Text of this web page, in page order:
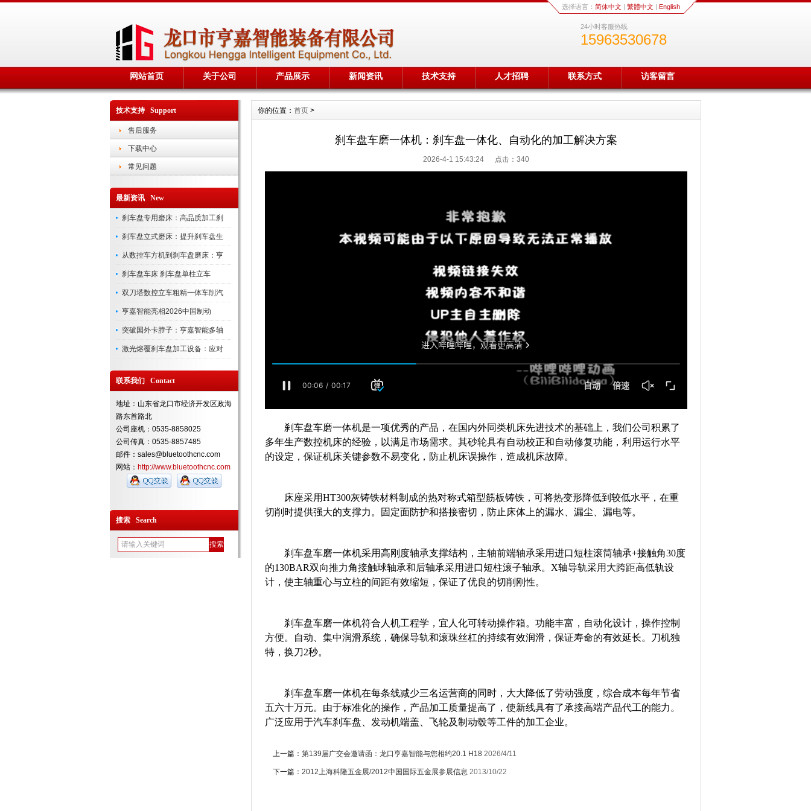
选择语言： 简体中文| 繁體中文| English
24小时客服热线
15963530678
网站首页 关于公司 产品展示 新闻资讯 技术支持 人才招聘 联系方式 访客留言
技术支持 Support
售后服务
下载中心
常见问题
最新资讯 New
刹车盘专用磨床：高品质加工刹
刹车盘立式磨床：提升刹车盘生
从数控车方机到刹车盘磨床：亨
刹车盘车床 刹车盘单柱立车
双刀塔数控立车粗精一体车削汽
亨嘉智能亮相2026中国制动
突破国外卡脖子：亨嘉智能多轴
激光熔覆刹车盘加工设备：应对
联系我们 Contact
地址：山东省龙口市经济开发区政海
路东首路北
公司座机：0535-8858025
公司传真：0535-8857485
邮件：sales@bluetoothcnc.com
网站： http://www.bluetoothcnc.com
搜索 Search
你的位置： 首页 >
刹车盘车磨一体机：刹车盘一体化、自动化的加工解决方案
2026-4-1 15:43:24 点击： 340
刹车盘车磨一体机是一项优秀的产品，在国内外同类机床先进技术的基础上，我们公司积累了
多年生产数控机床的经验，以满足市场需求。其砂轮具有自动校正和自动修复功能，利用运行水平
的设定，保证机床关键参数不易变化，防止机床误操作，造成机床故障。
床座采用HT300灰铸铁材料制成的热对称式箱型筋板铸铁，可将热变形降低到较低水平，在重
切削时提供强大的支撑力。固定面防护和搭接密切，防止床体上的漏水、漏尘、漏电等。
刹车盘车磨一体机采用高刚度轴承支撑结构，主轴前端轴承采用进口短柱滚筒轴承+接触角30度
的130BAR双向推力角接触球轴承和后轴承采用进口短柱滚子轴承。X轴导轨采用大跨距高低轨设
计，使主轴重心与立柱的间距有效缩短，保证了优良的切削刚性。
刹车盘车磨一体机符合人机工程学，宜人化可转动操作箱。功能丰富，自动化设计，操作控制
方便。自动、集中润滑系统，确保导轨和滚珠丝杠的持续有效润滑，保证寿命的有效延长。刀机独
特，换刀2秒。
刹车盘车磨一体机在每条线减少三名运营商的同时，大大降低了劳动强度，综合成本每年节省
五六十万元。由于标准化的操作，产品加工质量提高了，使新线具有了承接高端产品代工的能力。
广泛应用于汽车刹车盘、发动机端盖、飞轮及制动毂等工件的加工企业。
上一篇： 第139届广交会邀请函：龙口亨嘉智能与您相约20.1 H18 2026/4/11
下一篇： 2012上海科隆五金展/2012中国国际五金展参展信息 2013/10/22